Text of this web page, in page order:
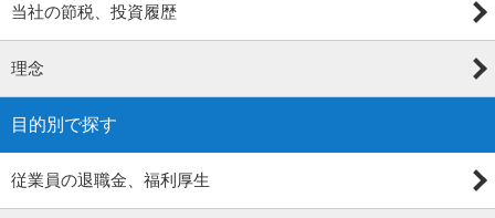
当社の節税、投資履歴
理念
目的別で探す
従業員の退職金、福利厚生